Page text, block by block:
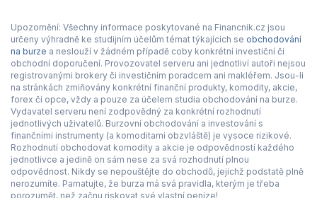
Upozornění: Všechny informace poskytované na Financnik.cz jsou
určeny výhradně ke studijním účelům témat týkajících se obchodování
na burze a neslouží v žádném případě coby konkrétní investiční či
obchodní doporučení. Provozovatel serveru ani jednotliví autoři nejsou
registrovanými brokery či investičním poradcem ani makléřem. Jsou-li
na stránkách zmiňovány konkrétní finanční produkty, komodity, akcie,
forex či opce, vždy a pouze za účelem studia obchodování na burze.
Vydavatel serveru není zodpovědný za konkrétní rozhodnutí
jednotlivých uživatelů. Burzovní obchodování a investování s
finančními instrumenty (a komoditami obzvláště) je vysoce rizikové.
Rozhodnutí obchodovat komodity a akcie je odpovědností každého
jednotlivce a jedině on sám nese za svá rozhodnutí plnou
odpovědnost. Nikdy se nepouštějte do obchodů, jejichž podstatě plně
nerozumíte. Pamatujte, že burza má svá pravidla, kterým je třeba
porozumět, než začnu riskovat své vlastní peníze!